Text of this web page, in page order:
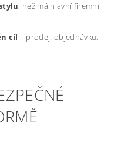
, než má hlavní firemní
cíl – prodej, objednávku,